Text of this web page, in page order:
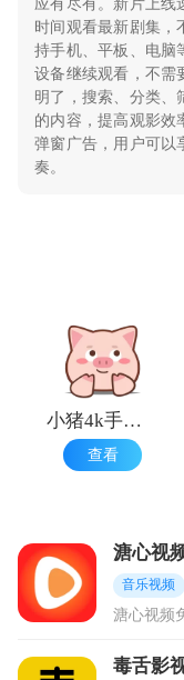
时间观看最新剧集，
持手机、平板、电脑
设备继续观看，不需
明了，搜索、分类、
的内容，提高观影效
弹窗广告，用户可以
奏。
小猪4k手机版
查看
溏心视
音乐视频
毒舌影